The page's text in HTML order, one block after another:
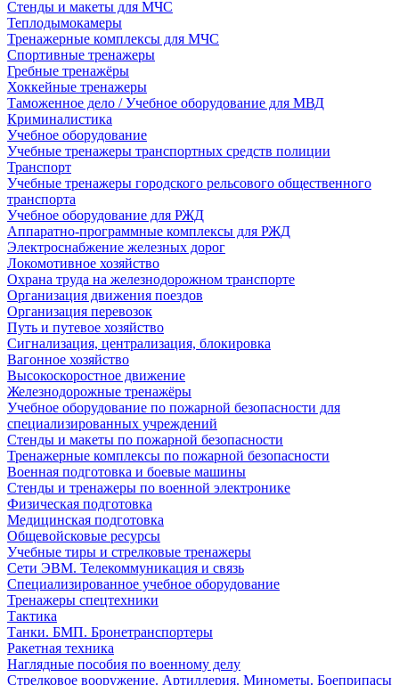
Стенды и макеты для МЧС
Теплодымокамеры
Тренажерные комплексы для МЧС
Спортивные тренажеры
Гребные тренажёры
Хоккейные тренажеры
Таможенное дело / Учебное оборудование для МВД
Криминалистика
Учебное оборудование
Учебные тренажеры транспортных средств полиции
Транспорт
Учебные тренажеры городского рельсового общественного
транспорта
Учебное оборудование для РЖД
Аппаратно-программные комплексы для РЖД
Электроснабжение железных дорог
Локомотивное хозяйство
Охрана труда на железнодорожном транспорте
Организация движения поездов
Организация перевозок
Путь и путевое хозяйство
Сигнализация, централизация, блокировка
Вагонное хозяйство
Высокоскоростное движение
Железнодорожные тренажёры
Учебное оборудование по пожарной безопасности для
специализированных учреждений
Стенды и макеты по пожарной безопасности
Тренажерные комплексы по пожарной безопасности
Военная подготовка и боевые машины
Стенды и тренажеры по военной электронике
Физическая подготовка
Медицинская подготовка
Общевойсковые ресурсы
Учебные тиры и стрелковые тренажеры
Сети ЭВМ. Телекоммуникация и связь
Специализированное учебное оборудование
Тренажеры спецтехники
Тактика
Танки. БМП. Бронетранспортеры
Ракетная техника
Наглядные пособия по военному делу
Стрелковое вооружение. Артиллерия. Минометы. Боеприпасы